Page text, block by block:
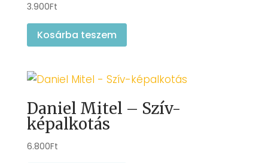
3.900Ft
Kosárba teszem
Daniel Mitel – Szív-
képalkotás
6.800Ft